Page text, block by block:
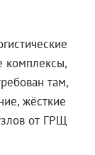
комплексы,
там,
жёсткие
от ГРЩ